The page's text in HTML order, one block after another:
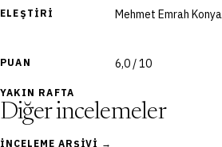
ELEŞTIRI Mehmet Emrah Konya
PUAN 6,0 / 10
YAKIN RAFTA
Diğer incelemeler
İNCELEME ARŞIVI →